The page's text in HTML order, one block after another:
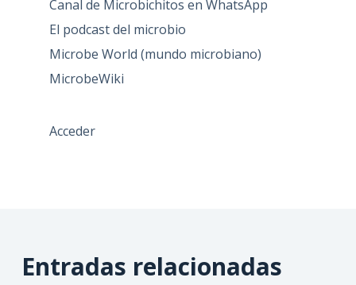
Canal de Microbichitos en WhatsApp
El podcast del microbio
Microbe World (mundo microbiano)
MicrobeWiki
Acceder
Entradas relacionadas